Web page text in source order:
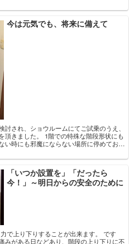
今は元気でも、将来に備えて
され、ショウルームにてご試乗のうえ、
頂きました。 1階での特殊な階段形状にも
い時にも邪魔にならない場所に停めておけ
「いつか設置を」「だったら
今！」～明日からの安全のために
で上り下りすることが出来ます。 です
みがある日などあり、階段の上り下りに不